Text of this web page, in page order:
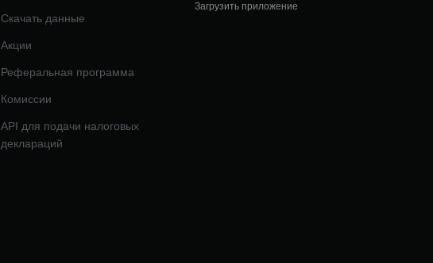
Скачать данные
Акции
Реферальная программа
Комиссии
API для подачи налоговых
деклараций
Загрузить приложение